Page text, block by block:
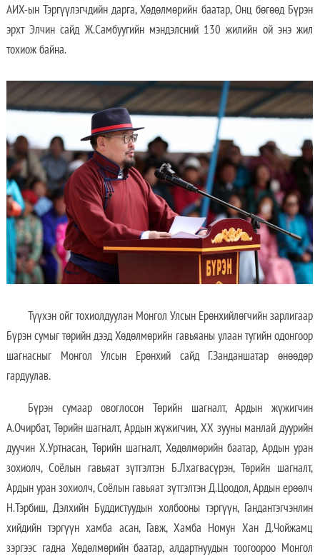
АИХ-ын Тэргүүлэгчдийн дарга, Хөдөлмөрийн баатар, Онц бөгөөд Бүрэн
эрхт Элчин сайд Ж.Самбуугийн мэндэлсний 130 жилийн ой энэ жил
тохиож байна.
Түүхэн ойг тохиолдуулан Монгол Улсын Ерөнхийлөгчийн зарлигаар
Бүрэн сумыг төрийн дээд Хөдөлмөрийн гавьяаны улаан тугийн одонгоор
шагнасныг Монгол Улсын Ерөнхий сайд Г.Занданшатар өнөөдөр
гардуулав.
Бүрэн сумаар овоглосон Төрийн шагналт, Ардын жүжигчин
А.Очирбат, Төрийн шагналт, Ардын жүжигчин, XX зууны манлай дуурийн
дуучин Х.Уртнасан, Төрийн шагналт, Хөдөлмөрийн баатар, Ардын уран
зохиолч, Соёлын гавьяат зүтгэлтэн Б.Лхагвасүрэн, Төрийн шагналт,
Ардын уран зохиолч, Соёлын гавьяат зүтгэлтэн Д.Цоодол, Ардын ерөөлч
Н.Тэрбиш, Дэлхийн Буддистуудын холбооны тэргүүн, Гандантэгчэнлин
хийдийн тэргүүн хамба асан, Гавж, Хамба Номун Хан Д.Чойжамц
зэргээс гадна Хөдөлмөрийн баатар, алдартнуудын тоогоороо Монгол